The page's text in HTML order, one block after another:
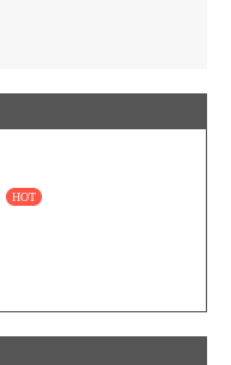
HOT